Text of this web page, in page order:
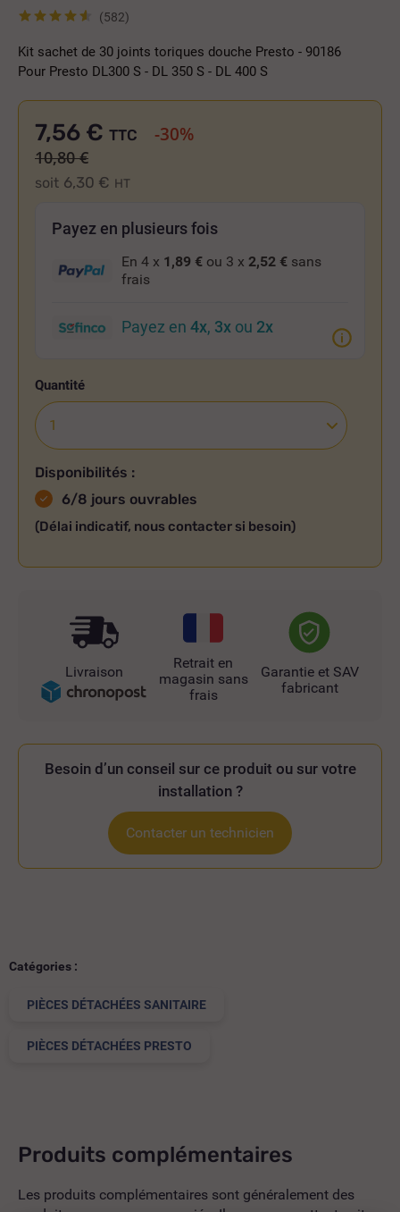
(582)
Kit sachet de 30 joints toriques douche Presto - 90186
Pour Presto DL300 S - DL 350 S - DL 400 S
7,56 €
soit 6,30 € HT
TTC -30%
10,80 €
Payez en plusieurs fois
En 4 x 1,89 € ou 3 x 2,52 € sans
frais
Payez en 4x, 3x ou 2x
Quantité
Disponibilités :
6/8 jours ouvrables
(Délai indicatif, nous contacter si besoin)
Livraison
Retrait en
magasin sans
frais
Garantie et SAV
fabricant
Besoin d’un conseil sur ce produit ou sur votre
installation ?
Contacter un technicien
Catégories :
PIÈCES DÉTACHÉES SANITAIRE
PIÈCES DÉTACHÉES PRESTO
Produits complémentaires
Les produits complémentaires sont généralement des